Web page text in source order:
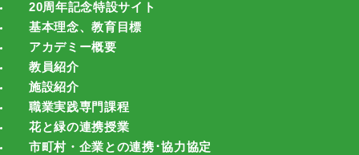
20周年記念特設サイト
基本理念、教育目標
アカデミー概要
教員紹介
施設紹介
職業実践専門課程
花と緑の連携授業
市町村・企業との連携･協力協定